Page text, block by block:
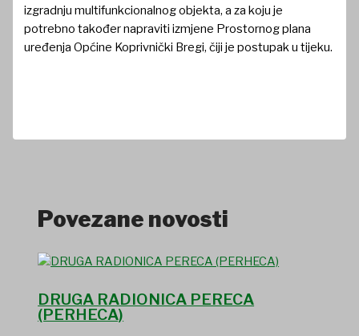
izgradnju multifunkcionalnog objekta, a za koju je
potrebno također napraviti izmjene Prostornog plana
uređenja Općine Koprivnički Bregi, čiji je postupak u tijeku.
Povezane novosti
DRUGA RADIONICA PERECA
(PERHECA)